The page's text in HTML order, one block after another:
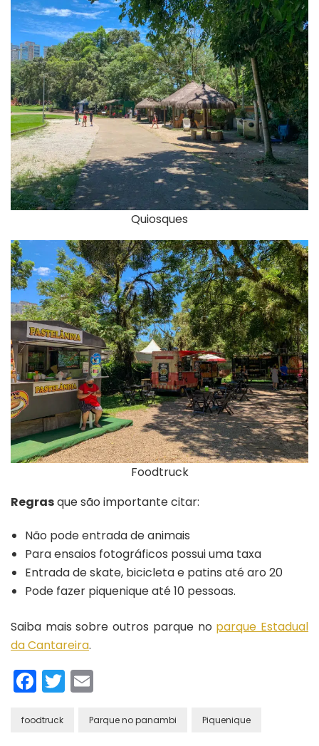
Quiosques
Foodtruck
Regrasque são importante citar:
Não pode entrada de animais
Para ensaios fotográficos possui uma taxa
Entrada de skate, bicicleta e patins até aro 20
Pode fazer piquenique até 10 pessoas.
Saiba mais sobre outros parque no parque Estadual
da Cantareira.
Facebook
Twitter
foodtruck Parque no panambi Piquenique